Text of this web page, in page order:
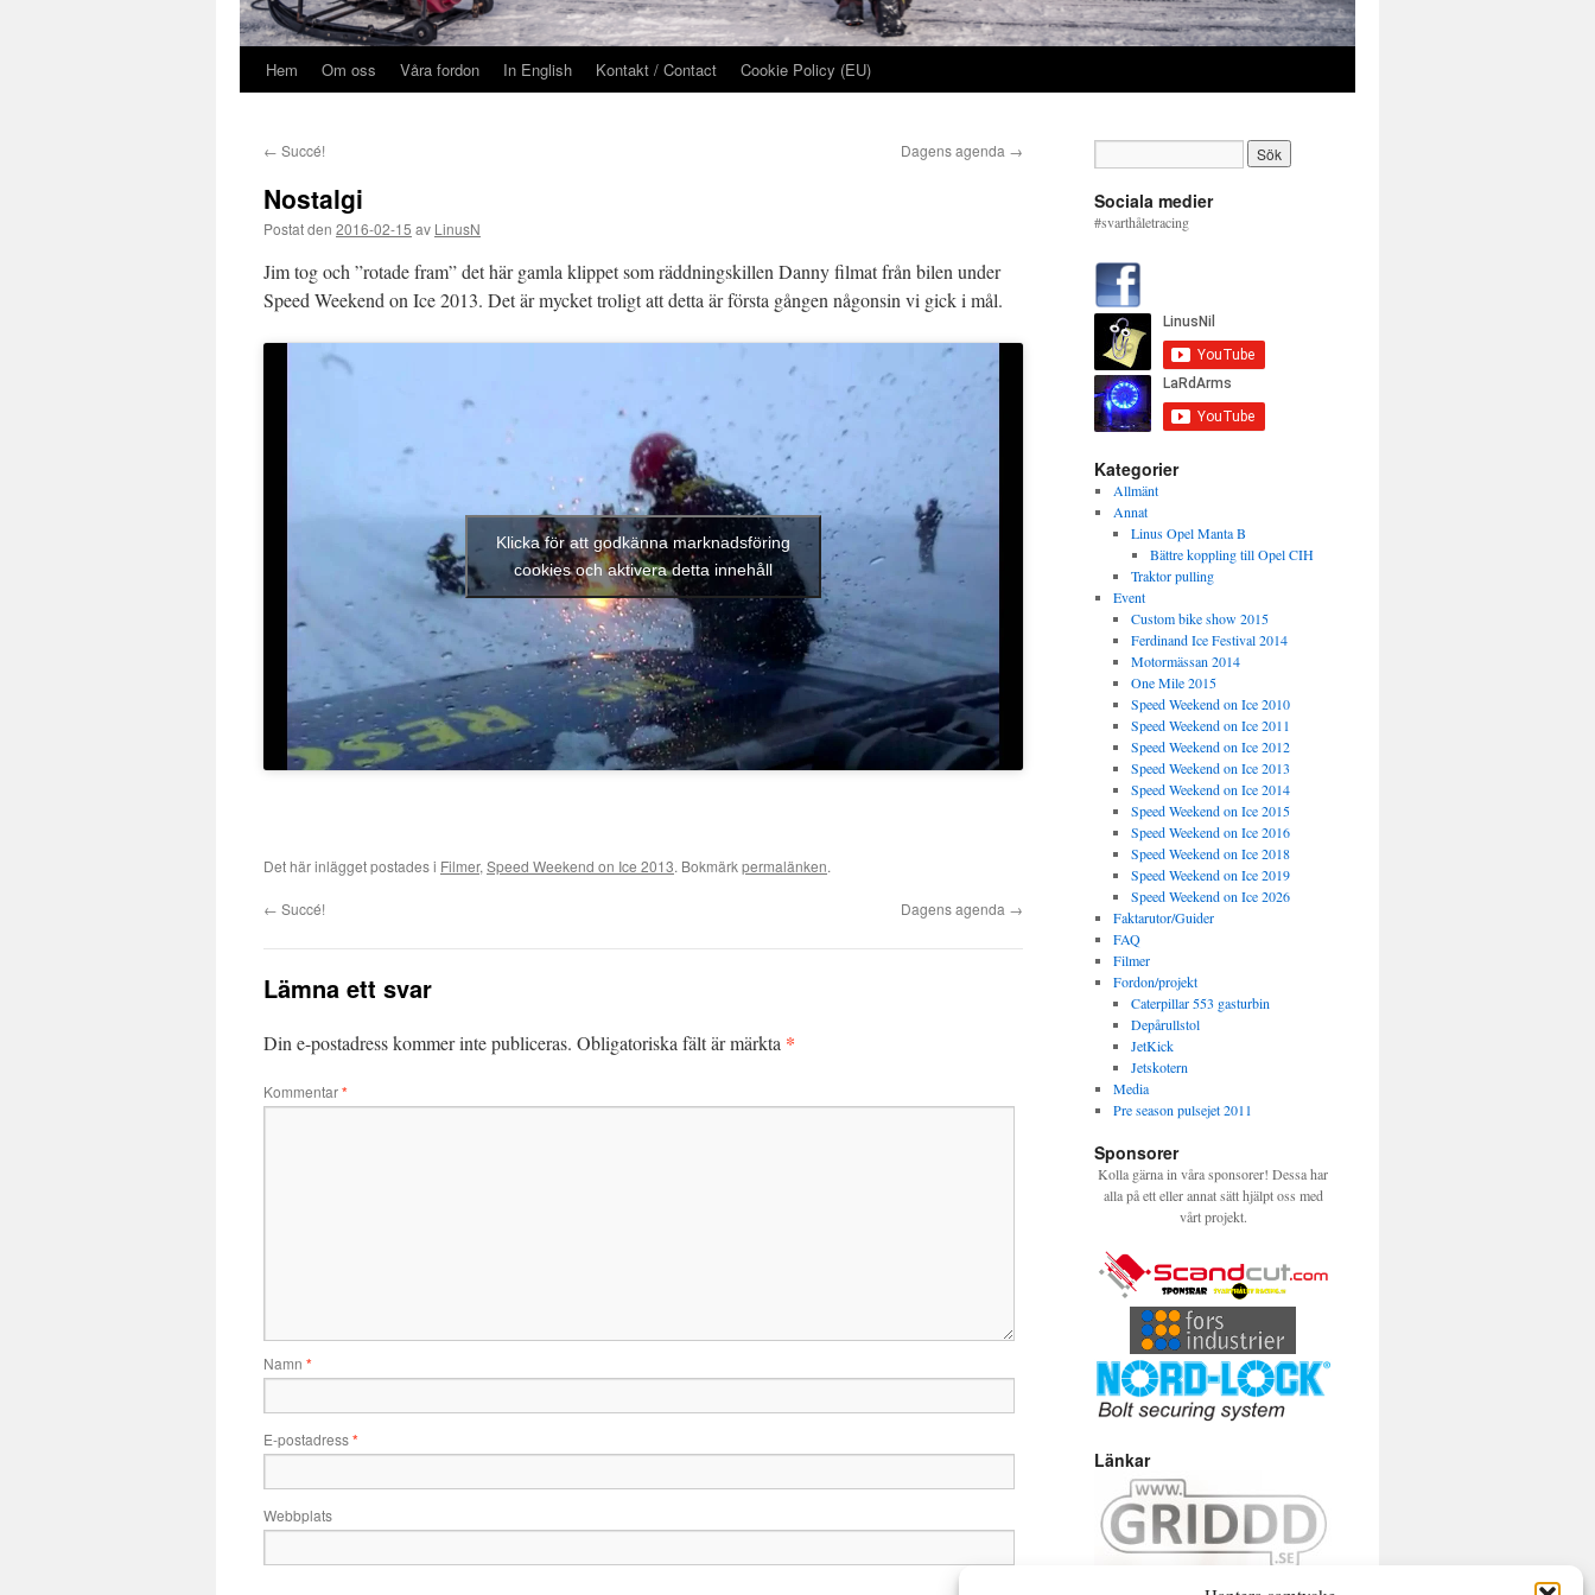
Hem Om oss Våra fordon In English Kontakt / Contact Cookie Policy (EU)
← Succé! Dagens agenda →
Nostalgi
Postat den 2016-02-15 av LinusN
Jim tog och ”rotade fram” det här gamla klippet som räddningskillen Danny filmat från bilen under
Speed Weekend on Ice 2013. Det är mycket troligt att detta är första gången någonsin vi gick i mål.
Klicka för att godkänna marknadsföring
cookies och aktivera detta innehåll
Det här inlägget postades i Filmer, Speed Weekend on Ice 2013. Bokmärkpermalänken.
← Succé! Dagens agenda →
Lämna ett svar
Din e-postadress kommer inte publiceras. Obligatoriska fält är märkta *
Kommentar*
Namn *
E-postadress*
Webbplats
Sociala medier
#svarthåletracing
Kategorier
Allmänt
Annat
Linus Opel Manta B
Bättre koppling till Opel CIH
Traktor pulling
Event
Custom bike show 2015
Ferdinand Ice Festival 2014
Motormässan 2014
One Mile 2015
Speed Weekend on Ice 2010
Speed Weekend on Ice 2011
Speed Weekend on Ice 2012
Speed Weekend on Ice 2013
Speed Weekend on Ice 2014
Speed Weekend on Ice 2015
Speed Weekend on Ice 2016
Speed Weekend on Ice 2018
Speed Weekend on Ice 2019
Speed Weekend on Ice 2026
Faktarutor/Guider
FAQ
Filmer
Fordon/projekt
Caterpillar 553 gasturbin
Depårullstol
JetKick
Jetskotern
Media
Pre season pulsejet 2011
Sponsorer
Kolla gärna in våra sponsorer! Dessa har
alla på ett eller annat sätt hjälpt oss med
vårt projekt.
Länkar